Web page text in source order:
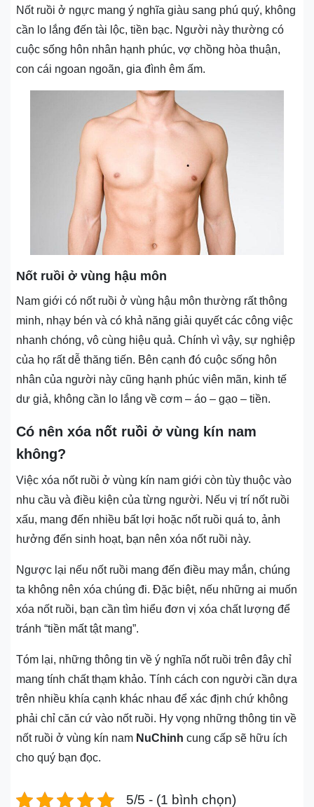
Nốt ruồi ở ngực mang ý nghĩa giàu sang phú quý, không
cần lo lắng đến tài lộc, tiền bạc. Người này thường có
cuộc sống hôn nhân hạnh phúc, vợ chồng hòa thuận,
con cái ngoan ngoãn, gia đình êm ấm.
Nốt ruồi ở vùng hậu môn
Nam giới có nốt ruồi ở vùng hậu môn thường rất thông
minh, nhạy bén và có khả năng giải quyết các công việc
nhanh chóng, vô cùng hiệu quả. Chính vì vậy, sự nghiệp
của họ rất dễ thăng tiến. Bên cạnh đó cuộc sống hôn
nhân của người này cũng hạnh phúc viên mãn, kinh tế
dư giả, không cần lo lắng về cơm – áo – gạo – tiền.
Có nên xóa nốt ruồi ở vùng kín nam
không?
Việc xóa nốt ruồi ở vùng kín nam giới còn tùy thuộc vào
nhu cầu và điều kiện của từng người. Nếu vị trí nốt ruồi
xấu, mang đến nhiều bất lợi hoặc nốt ruồi quá to, ảnh
hưởng đến sinh hoạt, bạn nên xóa nốt ruồi này.
Ngược lại nếu nốt ruồi mang đến điều may mắn, chúng
ta không nên xóa chúng đi. Đặc biệt, nếu những ai muốn
xóa nốt ruồi, bạn cần tìm hiểu đơn vị xóa chất lượng để
tránh “tiền mất tật mang”.
Tóm lại, những thông tin về ý nghĩa nốt ruồi trên đây chỉ
mang tính chất thạm khảo. Tính cách con người cần dựa
trên nhiều khía cạnh khác nhau để xác định chứ không
phải chỉ căn cứ vào nốt ruồi. Hy vọng những thông tin về
nốt ruồi ở vùng kín nam NuChinh cung cấp sẽ hữu ích
cho quý bạn đọc.
5/5 - (1 bình chọn)